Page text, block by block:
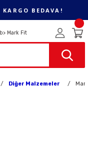
KARGO BEDAVA!
Diğer Malzemeler